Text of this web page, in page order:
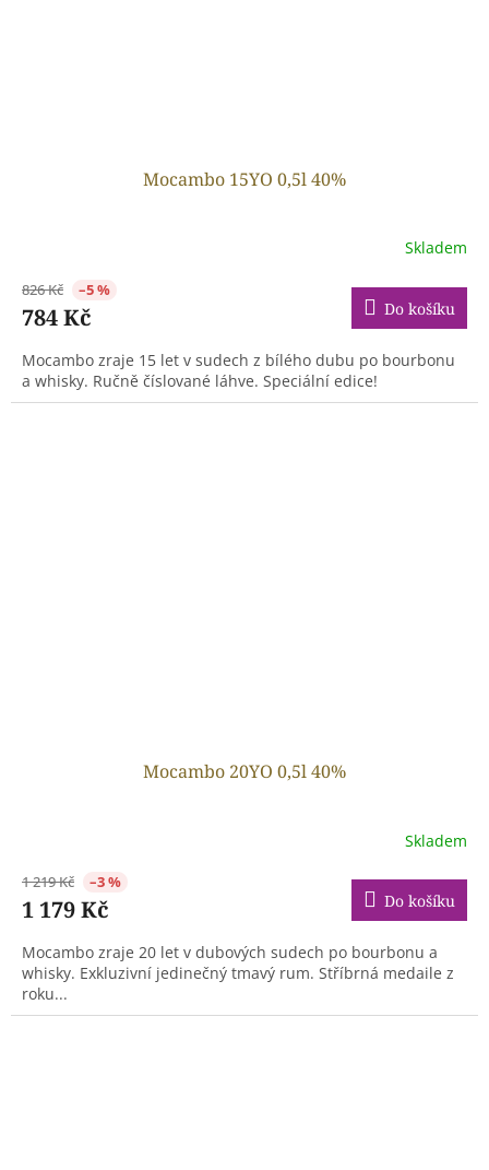
Mocambo 15YO 0,5l 40%
Skladem
826 Kč –5 %
784 Kč Do košíku
Mocambo zraje 15 let v sudech z bílého dubu po bourbonu
a whisky. Ručně číslované láhve. Speciální edice!
Mocambo 20YO 0,5l 40%
Skladem
1 219 Kč –3 %
1 179 Kč Do košíku
Mocambo zraje 20 let v dubových sudech po bourbonu a
whisky. Exkluzivní jedinečný tmavý rum. Stříbrná medaile z
roku...